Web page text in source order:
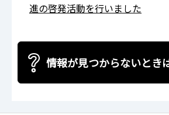
進の啓発活動を行いました
情報が見つからないとき